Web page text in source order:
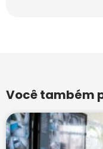
Você também